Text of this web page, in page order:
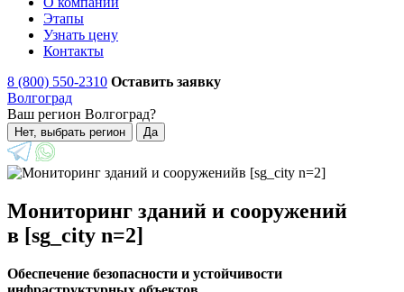
Этапы
Узнать цену
Контакты
8 (800) 550-2310 Оставить заявку
Волгоград
Ваш регион Волгоград?
Нет, выбрать регион Да
Мониторинг зданий и сооружений
в [sg_city n=2]
Обеспечение безопасности и устойчивости